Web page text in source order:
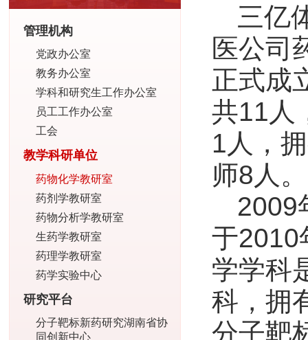
管理机构
党政办公室
教务办公室
学科和研究生工作办公室
员工工作办公室
工会
教学科研单位
药物化学教研室
药剂学教研室
药物分析学教研室
生药学教研室
药理学教研室
药学实验中心
研究平台
分子靶标新药研究湖南省协
同创新中心
三亿
医公司
正式成
共11人
1人，
师8人。
2009
于2010
学学科
科，拥
分子靶